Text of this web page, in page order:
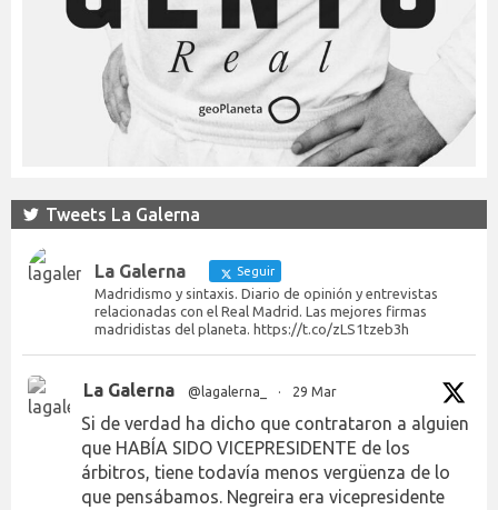
Tweets La Galerna
La Galerna Seguir
Madridismo y sintaxis. Diario de opinión y entrevistas
relacionadas con el Real Madrid. Las mejores firmas
madridistas del planeta. https://t.co/zLS1tzeb3h
La Galerna @lagalerna_ · 29 Mar
Si de verdad ha dicho que contrataron a alguien
que HABÍA SIDO VICEPRESIDENTE de los
árbitros, tiene todavía menos vergüenza de lo
que pensábamos. Negreira era vicepresidente